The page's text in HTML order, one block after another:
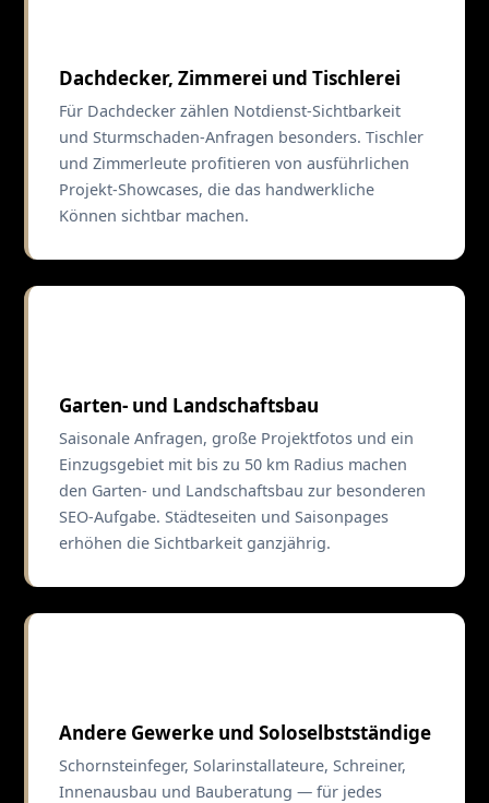
Dachdecker, Zimmerei und Tischlerei
Für Dachdecker zählen Notdienst-Sichtbarkeit
und Sturmschaden-Anfragen besonders. Tischler
und Zimmerleute profitieren von ausführlichen
Projekt-Showcases, die das handwerkliche
Können sichtbar machen.
Garten- und Landschaftsbau
Saisonale Anfragen, große Projektfotos und ein
Einzugsgebiet mit bis zu 50 km Radius machen
den Garten- und Landschaftsbau zur besonderen
SEO-Aufgabe. Städteseiten und Saisonpages
erhöhen die Sichtbarkeit ganzjährig.
Andere Gewerke und Soloselbstständige
Schornsteinfeger, Solarinstallateure, Schreiner,
Innenausbau und Bauberatung — für jedes